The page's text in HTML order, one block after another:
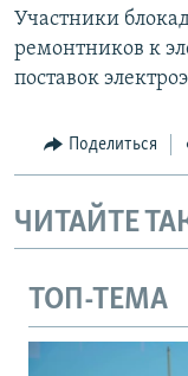
Участники
ремонтников к
поставок
Поделиться
ЧИТАЙТЕ
ТОП-ТЕМА